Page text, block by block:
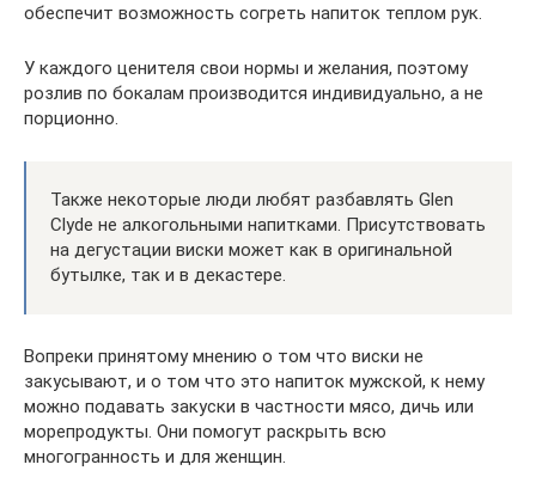
обеспечит возможность согреть напиток теплом рук.
У каждого ценителя свои нормы и желания, поэтому
розлив по бокалам производится индивидуально, а не
порционно.
Также некоторые люди любят разбавлять Glen
Clyde не алкогольными напитками. Присутствовать
на дегустации виски может как в оригинальной
бутылке, так и в декастере.
Вопреки принятому мнению о том что виски не
закусывают, и о том что это напиток мужской, к нему
можно подавать закуски в частности мясо, дичь или
морепродукты. Они помогут раскрыть всю
многогранность и для женщин.